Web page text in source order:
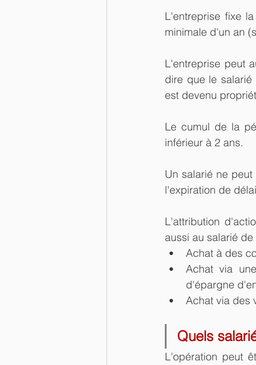
L'entreprise fixe
minimale d'un an
L'entreprise peut
dire que le
est devenu
Le cumul de la
inférieur à 2 ans.
Un salarié ne
l'expiration de
L'attribution
aussi au salarié
Achat à des
Achat via
d'épargne
Achat via des
Quels
L'opération peut